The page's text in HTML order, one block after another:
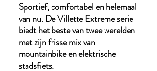
Sportief, comfortabel en helemaal
van nu. De Villette Extreme serie
biedt het beste van twee werelden
met zijn frisse mix van
mountainbike en elektrische
stadsfiets.